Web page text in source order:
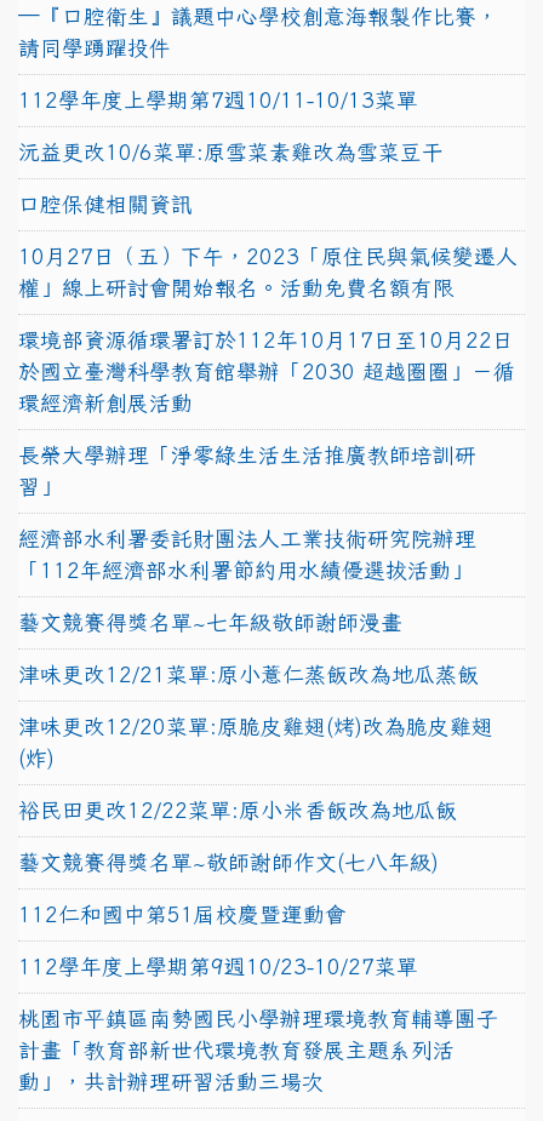
─『口腔衛生』議題中心學校創意海報製作比賽，
請同學踴躍投件
112學年度上學期第7週10/11-10/13菜單
沅益更改10/6菜單:原雪菜素雞改為雪菜豆干
口腔保健相關資訊
10月27日（五）下午，2023「原住民與氣候變遷人
權」線上研討會開始報名。活動免費名額有限
環境部資源循環署訂於112年10月17日至10月22日
於國立臺灣科學教育館舉辦「2030 超越圈圈」－循
環經濟新創展活動
長榮大學辦理「淨零綠生活生活推廣教師培訓研
習」
經濟部水利署委託財團法人工業技術研究院辦理
「112年經濟部水利署節約用水績優選拔活動」
藝文競賽得獎名單~七年級敬師謝師漫畫
津味更改12/21菜單:原小薏仁蒸飯改為地瓜蒸飯
津味更改12/20菜單:原脆皮雞翅(烤)改為脆皮雞翅
(炸)
裕民田更改12/22菜單:原小米香飯改為地瓜飯
藝文競賽得獎名單~敬師謝師作文(七八年級)
112仁和國中第51屆校慶暨運動會
112學年度上學期第9週10/23-10/27菜單
桃園市平鎮區南勢國民小學辦理環境教育輔導團子
計畫「教育部新世代環境教育發展主題系列活
動」，共計辦理研習活動三場次